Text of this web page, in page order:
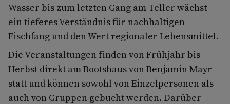
Wasser bis zum letzten Gang am Teller wächst
ein tieferes Verständnis für nachhaltigen
Fischfang und den Wert regionaler Lebensmittel.
Die Veranstaltungen finden von Frühjahr bis
Herbst direkt am Bootshaus von Benjamin Mayr
statt und können sowohl von Einzelpersonen als
auch von Gruppen gebucht werden. Darüber